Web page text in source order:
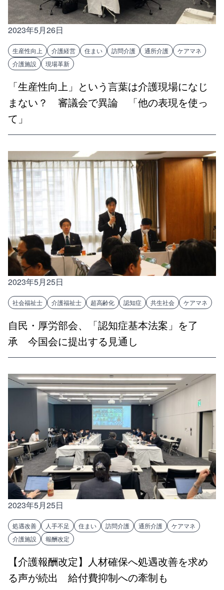
2023年5月26日
生産性向上 介護経営 住まい 訪問介護 通所介護
ケアマネ
介護施設
現場革新
「生産性向上」という言葉は介護現場になじ
まない？ 審議会で異論 「他の表現を使っ
て」
2023年5月25日
社会福祉士 介護福祉士 超高齢化 認知症 共生社会 ケアマネ
自民・厚労部会、「認知症基本法案」を了
承 今国会に提出する見通し
2023年5月25日
処遇改善 人手不足 住まい 訪問介護 通所介護
ケアマネ
介護施設
報酬改定
【介護報酬改定】人材確保へ処遇改善を求め
る声が続出 給付費抑制への牽制も